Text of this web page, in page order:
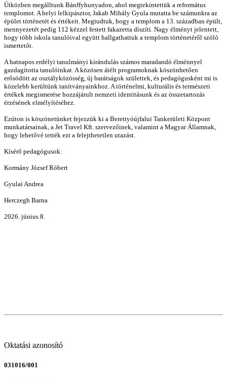
Útközben megálltunk Bánffyhunyadon, ahol megtekintettük a református
templomot. A helyi lelkipásztor, Jakab Mihály Gyula mutatta be számunkra az
épület történetét és értékeit. Megtudtuk, hogy a templom a 13. században épült,
mennyezetét pedig 112 kézzel festett fakazetta díszíti. Nagy élményt jelentett,
hogy több iskola tanulóival együtt hallgathattuk a templom történetéről szóló
ismertetőt.
A hatnapos erdélyi tanulmányi kirándulás számos maradandó élménnyel
gazdagította tanulóinkat. A közösen átélt programoknak köszönhetően
erősödött az osztályközösség, új barátságok születtek, és pedagógusként mi is
közelebb kerültünk tanítványainkhoz. A történelmi, kulturális és természeti
értékek megismerése hozzájárult nemzeti identitásunk és az összetartozás
érzésének elmélyítéséhez.
Ezúton is köszönetünket fejezzük ki a Berettyóújfalui Tankerületi Központ
munkatársainak, a Jet Travel Kft. szervezőinek, valamint a Magyar Államnak,
hogy lehetővé tették ezt a felejthetetlen utazást.
Kísérő pedagógusok:
Kormány József Róbert
Gyulai Andrea
Herczegh Barna
2026. június 8.
Oktatási azonosító
031016/001